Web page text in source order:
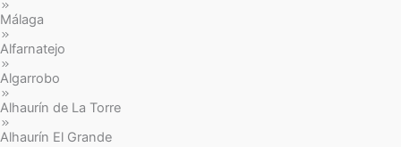
Málaga
Alfarnatejo
Algarrobo
Alhaurín de La Torre
Alhaurín El Grande